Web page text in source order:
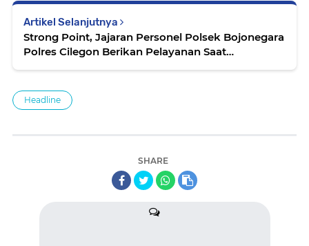
Artikel Selanjutnya
Strong Point, Jajaran Personel Polsek Bojonegara
Polres Cilegon Berikan Pelayanan Saat
Headline
SHARE